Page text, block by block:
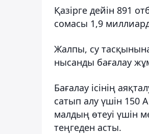
Қазірге дейін 891
сомасы 1,9
Жалпы, су
нысанды бағалау
Бағалау ісінің
сатып алу үшін 150
малдың өтеуі үшін
теңгеден асты.